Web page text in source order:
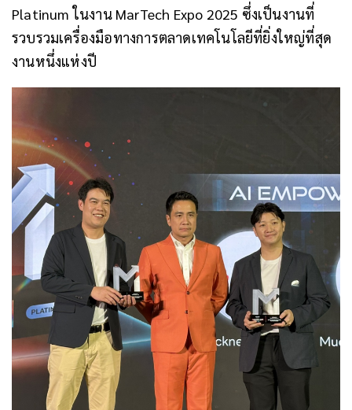
Platinum ในงาน MarTech Expo 2025 ซึ่งเป็นงานที่
รวบรวมเครื่องมือทางการตลาดเทคโนโลยีที่ยิ่งใหญ่ที่สุด
งานหนึ่งแห่งปี